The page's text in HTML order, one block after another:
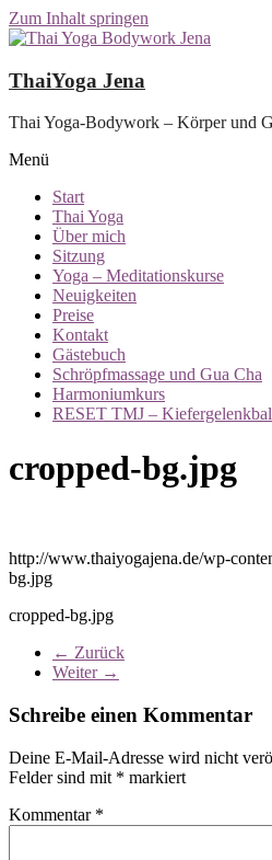
Zum Inhalt springen
ThaiYoga Jena
Thai Yoga-Bodywork – Körper und
Menü
Start
Thai Yoga
Über mich
Sitzung
Yoga – Meditationskurse
Neuigkeiten
Preise
Kontakt
Gästebuch
Schröpfmassage und Gua Cha
Harmoniumkurs
RESET TMJ –
cropped-bg.jpg
http://www.thaiyogajena.de/wp-
bg.jpg
cropped-bg.jpg
← Zurück
Weiter →
Schreibe einen Kommentar
Deine E-Mail-Adresse wird nicht
Felder sind mit * markiert
Kommentar *